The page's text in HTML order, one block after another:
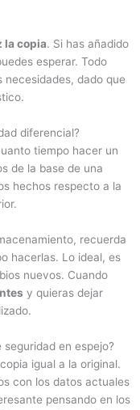
la copia. Si has añadido
esperar. Todo
dado que
diferencial?
tiempo hacer un
de la base de una
hechos respecto a la
recuerda
hacerlas. Lo ideal, es
nuevos. Cuando
y quieras dejar
en espejo?
igual a la original.
con los datos actuales
pensando en los